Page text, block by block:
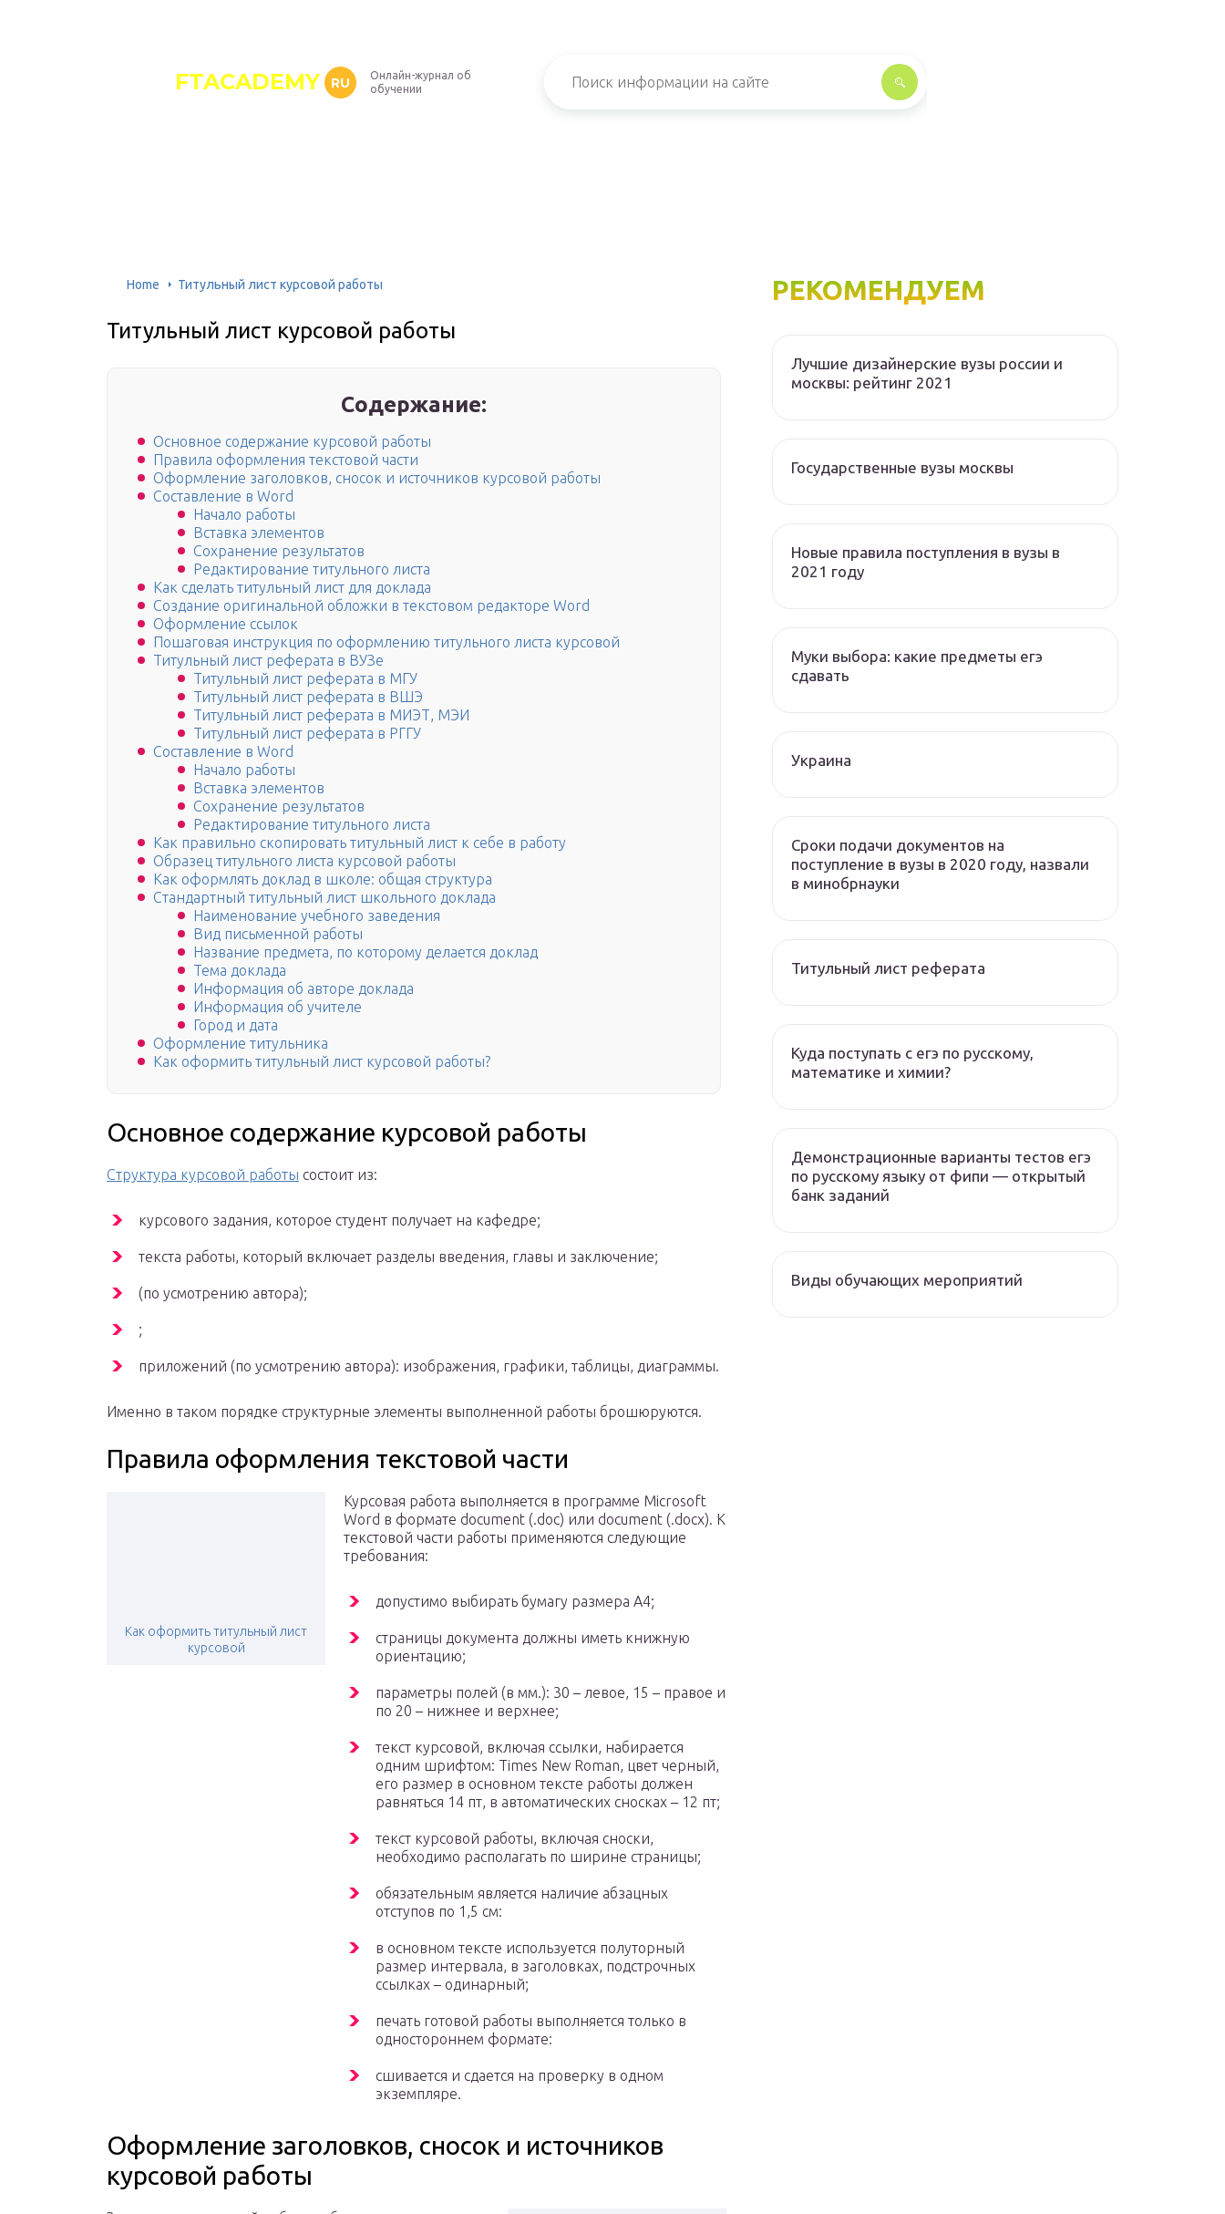
FTACADEMY RU
Онлайн-журнал об
обучении
Home Титульный лист курсовой работы
Титульный лист курсовой работы
Содержание:
Основное содержание курсовой работы
Правила оформления текстовой части
Оформление заголовков, сносок и источников курсовой работы
Составление в Word
Начало работы
Вставка элементов
Сохранение результатов
Редактирование титульного листа
Как сделать титульный лист для доклада
Создание оригинальной обложки в текстовом редакторе Word
Оформление ссылок
Пошаговая инструкция по оформлению титульного листа курсовой
Титульный лист реферата в ВУЗе
Титульный лист реферата в МГУ
Титульный лист реферата в ВШЭ
Титульный лист реферата в МИЭТ, МЭИ
Титульный лист реферата в РГГУ
Составление в Word
Начало работы
Вставка элементов
Сохранение результатов
Редактирование титульного листа
Как правильно скопировать титульный лист к себе в работу
Образец титульного листа курсовой работы
Как оформлять доклад в школе: общая структура
Стандартный титульный лист школьного доклада
Наименование учебного заведения
Вид письменной работы
Название предмета, по которому делается доклад
Тема доклада
Информация об авторе доклада
Информация об учителе
Город и дата
Оформление титульника
Как оформить титульный лист курсовой работы?
Основное содержание курсовой работы
Структура курсовой работы состоит из:
курсового задания, которое студент получает на кафедре;
текста работы, который включает разделы введения, главы и заключение;
(по усмотрению автора);
;
приложений (по усмотрению автора): изображения, графики, таблицы, диаграммы.
Именно в таком порядке структурные элементы выполненной работы брошюруются.
Правила оформления текстовой части
Как оформить титульный лист
курсовой
Курсовая работа выполняется в программе Microsoft
Word в формате document (.doc) или document (.docx). К
текстовой части работы применяются следующие
требования:
допустимо выбирать бумагу размера А4;
страницы документа должны иметь книжную
ориентацию;
параметры полей (в мм.): 30 – левое, 15 – правое и
по 20 – нижнее и верхнее;
текст курсовой, включая ссылки, набирается
одним шрифтом: Times New Roman, цвет черный,
его размер в основном тексте работы должен
равняться 14 пт, в автоматических сносках – 12 пт;
текст курсовой работы, включая сноски,
необходимо располагать по ширине страницы;
обязательным является наличие абзацных
отступов по 1,5 см:
в основном тексте используется полуторный
размер интервала, в заголовках, подстрочных
ссылках – одинарный;
печать готовой работы выполняется только в
одностороннем формате:
сшивается и сдается на проверку в одном
экземпляре.
Оформление заголовков, сносок и источников
курсовой работы
РЕКОМЕНДУЕМ
Лучшие дизайнерские вузы россии и
москвы: рейтинг 2021
Государственные вузы москвы
Новые правила поступления в вузы в
2021 году
Муки выбора: какие предметы егэ
сдавать
Украина
Сроки подачи документов на
поступление в вузы в 2020 году, назвали
в минобрнауки
Титульный лист реферата
Куда поступать с егэ по русскому,
математике и химии?
Демонстрационные варианты тестов егэ
по русскому языку от фипи — открытый
банк заданий
Виды обучающих мероприятий